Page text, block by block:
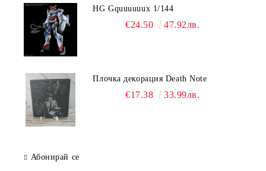
HG Gquuuuuux 1/144
€24.50 47.92лв.
Плочка декорация Death Note
€17.38 33.99лв.
Абонирай се